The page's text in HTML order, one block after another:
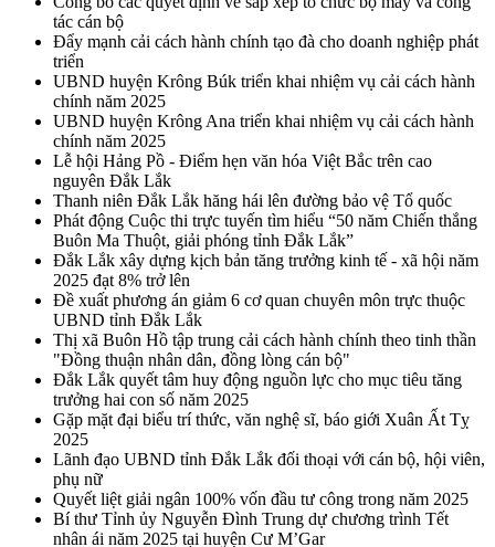
tác cán bộ
Đẩy mạnh cải cách hành chính tạo đà cho doanh nghiệp phát
triển
UBND huyện Krông Búk triển khai nhiệm vụ cải cách hành
chính năm 2025
UBND huyện Krông Ana triển khai nhiệm vụ cải cách hành
chính năm 2025
Lễ hội Hảng Pồ - Điểm hẹn văn hóa Việt Bắc trên cao
nguyên Đắk Lắk
Thanh niên Đắk Lắk hăng hái lên đường bảo vệ Tổ quốc
Phát động Cuộc thi trực tuyến tìm hiểu “50 năm Chiến thắng
Buôn Ma Thuột, giải phóng tỉnh Đắk Lắk”
Đắk Lắk xây dựng kịch bản tăng trưởng kinh tế - xã hội năm
2025 đạt 8% trở lên
Đề xuất phương án giảm 6 cơ quan chuyên môn trực thuộc
UBND tỉnh Đắk Lắk
Thị xã Buôn Hồ tập trung cải cách hành chính theo tinh thần
"Đồng thuận nhân dân, đồng lòng cán bộ"
Đắk Lắk quyết tâm huy động nguồn lực cho mục tiêu tăng
trưởng hai con số năm 2025
Gặp mặt đại biểu trí thức, văn nghệ sĩ, báo giới Xuân Ất Tỵ
2025
Lãnh đạo UBND tỉnh Đắk Lắk đối thoại với cán bộ, hội viên,
phụ nữ
Quyết liệt giải ngân 100% vốn đầu tư công trong năm 2025
Bí thư Tỉnh ủy Nguyễn Đình Trung dự chương trình Tết
nhân ái năm 2025 tại huyện Cư M’Gar